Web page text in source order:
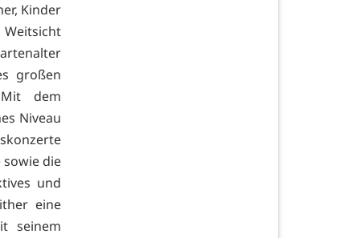
Kinder
großen
dem
Niveau
die
und
eine
seinem